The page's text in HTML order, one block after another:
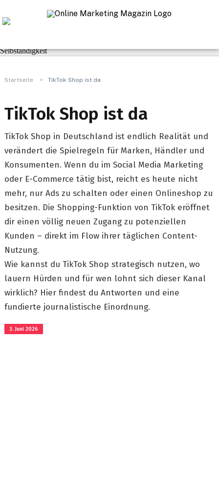
SEO & Linkbuilding
Marketing & Kommunikation
Selbständigkeit
Startseite > TikTok Shop ist da
TikTok Shop ist da
TikTok Shop in Deutschland ist endlich Realität und
verändert die Spielregeln für Marken, Händler und
Konsumenten. Wenn du im Social Media Marketing
oder E-Commerce tätig bist, reicht es heute nicht
mehr, nur Ads zu schalten oder einen Onlineshop zu
besitzen. Die Shopping-Funktion von TikTok eröffnet
dir einen völlig neuen Zugang zu potenziellen
Kunden – direkt im Flow ihrer täglichen Content-
Nutzung.
Wie kannst du TikTok Shop strategisch nutzen, wo
lauern Hürden und für wen lohnt sich dieser Kanal
wirklich? Hier findest du Antworten und eine
fundierte journalistische Einordnung.
3. Juni 2026